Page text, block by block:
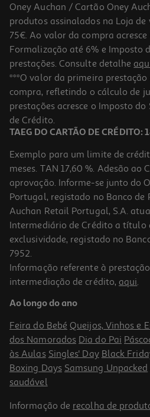
-37%
Limpa Estofos E Alcatifas Shampoo
5.67 €/Lt
Price reduced from
8,49 €to
5,39 €
Promoção
Oney Auchan / Cartão Oney
produtos assinalados na Loja
75€. Ao valor da compra acresce
Formalização até 6% e Imposto
prestações. Consulte detalhe
***O valor da primeira prestação
compra, refletindo o cálculo de
prestações acresce o Imposto
de Crédito.
TAEG DO CARTÃO DE CRÉDITO:
Exemplo para um limite de
meses. TAN 17,60 %. Adesão ao
aprovação. Informe-se junto do
Portugal, registado no Banco de
Auchan Retail Portugal, S.A.
Intermediário de Crédito a título
exclusividade, registado no
7952.
Informação referente à
intermediação de crédito, aqui.
Ao longo do ano
Feira do Bebé Queijos, Vinhos e
dos Namorados Dia do Pai
às Aulas Singles' Day Black
Boxing Days Samsung Unpacked
saudável
Informação de recolha de